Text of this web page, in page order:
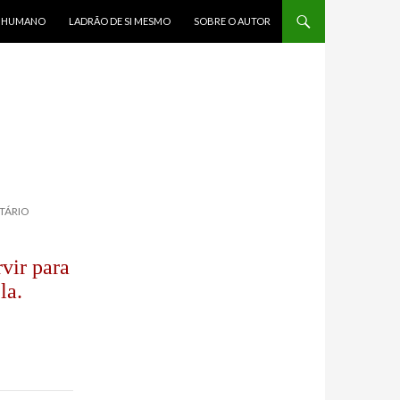
HUMANO LADRÃO DE SI MESMO SOBRE O AUTOR
para